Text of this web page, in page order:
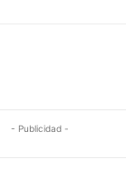
- Publicidad -